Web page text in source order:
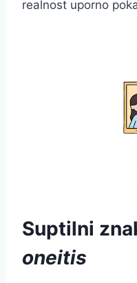
realnost uporno
Suptilni
oneitis